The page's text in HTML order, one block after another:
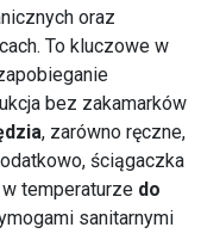
oraz
To kluczowe w
bez zakamarków
, zarówno ręczne,
ściągaczka
temperaturze do
sanitarnymi